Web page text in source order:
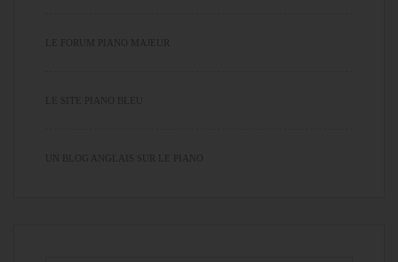
LE FORUM PIANO MAJEUR
LE SITE PIANO BLEU
UN BLOG ANGLAIS SUR LE PIANO